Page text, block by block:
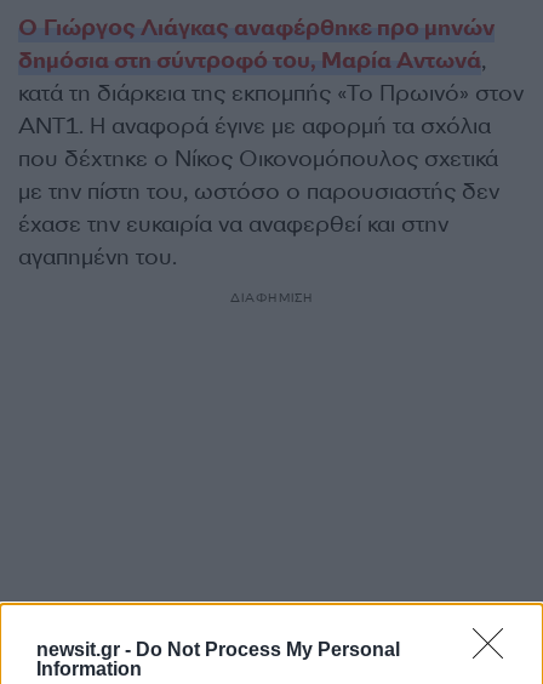
newsit.gr - Do Not Process My Personal
Information
Ο Γιώργος Λιάγκας αναφέρθηκε προ μηνών
δημόσια στη σύντροφό του, Μαρία Αντωνά,
κατά τη διάρκεια της εκπομπής «Το Πρωινό» στον
ΑΝΤ1. Η αναφορά έγινε με αφορμή τα σχόλια
που δέχτηκε ο Νίκος Οικονομόπουλος σχετικά
με την πίστη του, ωστόσο ο παρουσιαστής δεν
έχασε την ευκαιρία να αναφερθεί και στην
αγαπημένη του.
ΔΙΑΦΗΜΙΣΗ
Αν τα χάσατε